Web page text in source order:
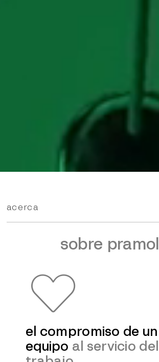
acerca
sobre pramol
el compromiso de un
equipo al servicio del